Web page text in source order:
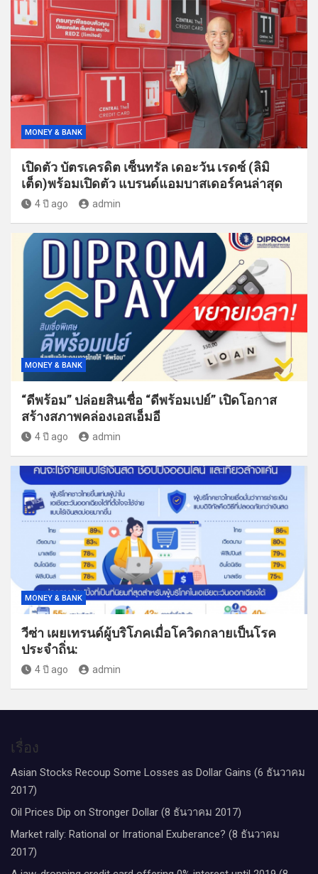
MONEY & BANK
เปิดตัว บัตรเครดิต เซ็นทรัล เดอะวัน เรดซ์ (ลิมิ
เต็ด)พร้อมเปิดตัว แบรนด์แอมบาสเดอร์คนล่าสุด
4 ปี ago admin
MONEY & BANK
“ดีพร้อม” ปล่อยสินเชื่อ “ดีพร้อมเปย์” เปิดโอกาส
สร้างสภาพคล่องเอสเอ็มอี
4 ปี ago admin
MONEY & BANK
วีซ่า เผยเทรนด์ผู้บริโภคเมื่อโควิดกลายเป็นโรค
ประจำถิ่น:
4 ปี ago admin
เรื่อง
Asian Stocks Recoup Some Losses as Dollar Gains (6 ธันวาคม
2017)
Oil Prices Dip on Stronger Dollar (8 ธันวาคม 2017)
Market rally: Rational or Irrational Exuberance? (8 ธันวาคม
2017)